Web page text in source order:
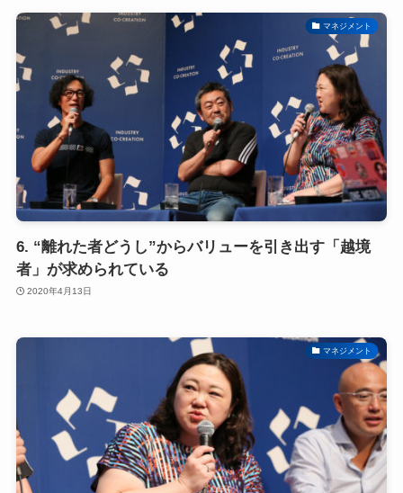
マネジメント
6. “離れた者どうし”からバリューを引き出す「越境
者」が求められている
2020年4月13日
マネジメント